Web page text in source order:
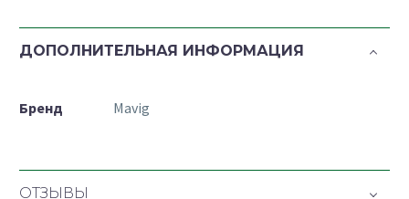
ДОПОЛНИТЕЛЬНАЯ ИНФОРМАЦИЯ
Бренд Mavig
ОТЗЫВЫ